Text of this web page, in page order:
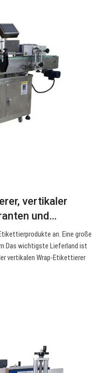
vertikaler
und…
an. Eine große
Das wichtigste Lieferland ist
vertikalen Wrap-Etikettierer